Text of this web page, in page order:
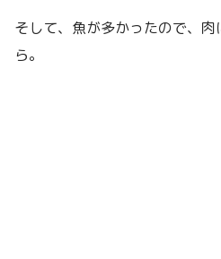
そして、魚が多かったので、
ら。